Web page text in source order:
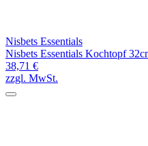
Nisbets Essentials
Nisbets Essentials Kochtopf
38,71 €
zzgl. MwSt.